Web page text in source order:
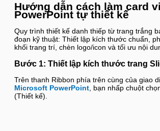
Hướng dẫn cách làm card
PowerPoint tự thiết kế
Quy trình thiết kế danh thiếp từ trang trắng
đoạn kỹ thuật: Thiết lập kích thước chuẩn,
khối trang trí, chèn logo/icon và tối ưu nội
Bước 1: Thiết lập kích thước trang
Trên thanh Ribbon phía trên cùng của giao
Microsoft PowerPoint, bạn nhấp chuột
(Thiết kế).